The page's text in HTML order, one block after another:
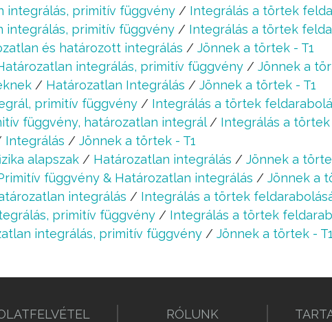
integrálás, primitív függvény / Integrálás a törtek
integrálás, primitív függvény / Integrálás a törtek
és határozott integrálás / Jönnek a törtek - T1
integrálás, primitív függvény / Jönnek a
/ Határozatlan Integrálás / Jönnek a törtek - T1
primitív függvény / Integrálás a törtek
függvény, határozatlan integrál/ Integrálás a
Integrálás / Jönnek a törtek - T1
alapszak / Határozatlan integrálás / Jönnek a
függvény & Határozatlan integrálás / Jönnek a
integrálás / Integrálás a törtek
primitív függvény / Integrálás a törtek
integrálás, primitív függvény / Jönnek a törtek - T1
RÓLUNK